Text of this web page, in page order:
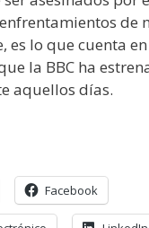
de
es lo que cuenta
la BBC ha
aquellos días.
Facebook